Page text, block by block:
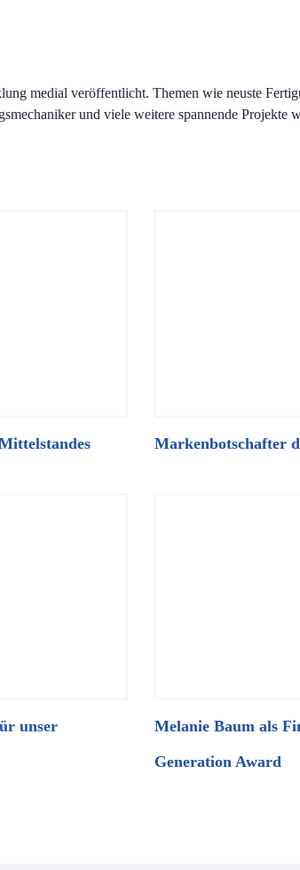
medial veröffentlicht. Themen wie neuste
und viele weitere spannende Projekte
Markenbotschafter
unser
Melanie Baum als
Generation Award